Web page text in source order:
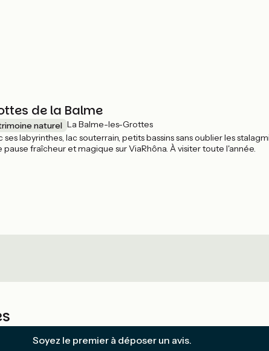
de la Balme
naturel La Balme-les-Grottes
ses labyrinthes, lac souterrain, petits bassins sans oublier les
pause fraîcheur et magique sur ViaRhôna. À visiter toute l'année.
Soyez le premier à déposer un avis.